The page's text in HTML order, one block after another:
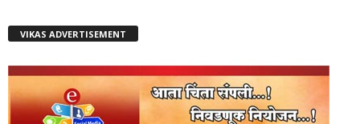
VIKAS ADVERTISEMENT